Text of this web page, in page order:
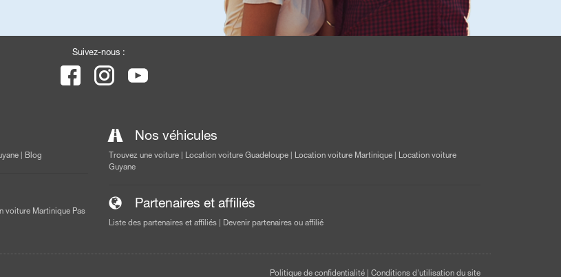
Suivez-nous :
Blog
voiture Martinique Pas
Nos véhicules
Trouvez une voiture Location voiture Guadeloupe Location voiture Martinique
Location voiture
Guyane
Partenaires et affiliés
Liste des partenaires et affiliés Devenir partenaires ou affilié
Politique de confidentialité Conditions d'utilisation du site